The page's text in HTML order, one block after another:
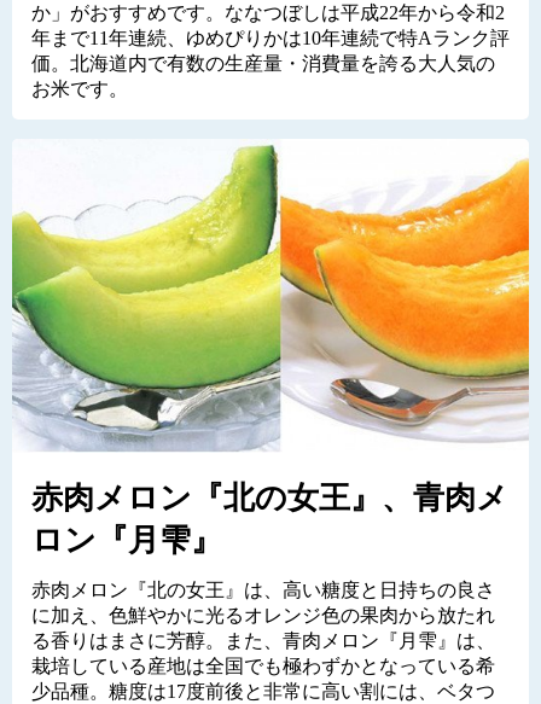
か」がおすすめです。ななつぼしは平成22年から令和2
年まで11年連続、ゆめぴりかは10年連続で特Aランク評
価。北海道内で有数の生産量・消費量を誇る大人気の
お米です。
赤肉メロン『北の女王』、青肉メ
ロン『月雫』
赤肉メロン『北の女王』は、高い糖度と日持ちの良さ
に加え、色鮮やかに光るオレンジ色の果肉から放たれ
る香りはまさに芳醇。また、青肉メロン『月雫』は、
栽培している産地は全国でも極わずかとなっている希
少品種。糖度は17度前後と非常に高い割には、ベタつ